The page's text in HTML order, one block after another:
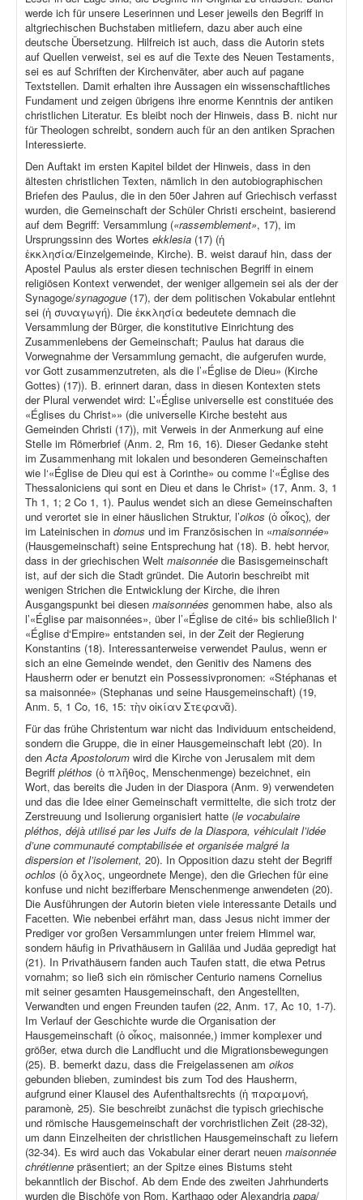
werde ich für unsere Leserinnen und Leser jeweils den Begriff in
altgriechischen Buchstaben mitliefern, dazu aber auch eine
deutsche Übersetzung. Hilfreich ist auch, dass die Autorin stets
auf Quellen verweist, sei es auf die Texte des Neuen Testaments,
sei es auf Schriften der Kirchenväter, aber auch auf pagane
Textstellen. Damit erhalten ihre Aussagen ein wissenschaftliches
Fundament und zeigen übrigens ihre enorme Kenntnis der antiken
christlichen Literatur. Es bleibt noch der Hinweis, dass B. nicht nur
für Theologen schreibt, sondern auch für an den antiken Sprachen
Interessierte.
Den Auftakt im ersten Kapitel bildet der Hinweis, dass in den
ältesten christlichen Texten, nämlich in den autobiographischen
Briefen des Paulus, die in den 50er Jahren auf Griechisch verfasst
wurden, die Gemeinschaft der Schüler Christi erscheint, basierend
auf dem Begriff: Versammlung («rassemblement», 17), im
Ursprungssinn des Wortes ekklesia (17) (ἡ
ἐκκλησία/Einzelgemeinde, Kirche). B. weist darauf hin, dass der
Apostel Paulus als erster diesen technischen Begriff in einem
religiösen Kontext verwendet, der weniger allgemein sei als der der
Synagoge/synagogue (17), der dem politischen Vokabular entlehnt
sei (ἡ συναγωγή). Die ἐκκλησία bedeutete demnach die
Versammlung der Bürger, die konstitutive Einrichtung des
Zusammenlebens der Gemeinschaft; Paulus hat daraus die
Vorwegnahme der Versammlung gemacht, die aufgerufen wurde,
vor Gott zusammenzutreten, als die l’«Église de Dieu» (Kirche
Gottes) (17)). B. erinnert daran, dass in diesen Kontexten stets
der Plural verwendet wird: L’«Église universelle est constituée des
«Églises du Christ»» (die universelle Kirche besteht aus
Gemeinden Christi (17)), mit Verweis in der Anmerkung auf eine
Stelle im Römerbrief (Anm. 2, Rm 16, 16). Dieser Gedanke steht
im Zusammenhang mit lokalen und besonderen Gemeinschaften
wie l‘«Église de Dieu qui est à Corinthe» ou comme l‘«Église des
Thessaloniciens qui sont en Dieu et dans le Christ» (17, Anm. 3, 1
Th 1, 1; 2 Co 1, 1). Paulus wendet sich an diese Gemeinschaften
und verortet sie in einer häuslichen Struktur, l’oikos (ὁ οἶκος), der
im Lateinischen in domus und im Französischen in «maisonnée»
(Hausgemeinschaft) seine Entsprechung hat (18). B. hebt hervor,
dass in der griechischen Welt maisonnée die Basisgemeinschaft
ist, auf der sich die Stadt gründet. Die Autorin beschreibt mit
wenigen Strichen die Entwicklung der Kirche, die ihren
Ausgangspunkt bei diesen maisonnées genommen habe, also als
l’«Église par maisonnées», über l’«Église de cité» bis schließlich l‘
«Église d‘Empire» entstanden sei, in der Zeit der Regierung
Konstantins (18). Interessanterweise verwendet Paulus, wenn er
sich an eine Gemeinde wendet, den Genitiv des Namens des
Hausherrn oder er benutzt ein Possessivpronomen: «Stéphanas et
sa maisonnée» (Stephanas und seine Hausgemeinschaft) (19,
Anm. 5, 1 Co, 16, 15: τὴν οἰκίαν Στεφανᾶ).
Für das frühe Christentum war nicht das Individuum entscheidend,
sondern die Gruppe, die in einer Hausgemeinschaft lebt (20). In
denActa Apostolorum wird die Kirche von Jerusalem mit dem
Begriff pléthos (ὁ πλῆθος, Menschenmenge) bezeichnet, ein
Wort, das bereits die Juden in der Diaspora (Anm. 9) verwendeten
und das die Idee einer Gemeinschaft vermittelte, die sich trotz der
Zerstreuung und Isolierung organisiert hatte (le vocabulaire
pléthos, déjà utilisé par les Juifs de la Diaspora, véhiculait l’idée
d’une communauté comptabilisée et organisée malgré la
dispersion et l’isolement, 20). In Opposition dazu steht der Begriff
ochlos (ὁ ὄχλος, ungeordnete Menge), den die Griechen für eine
konfuse und nicht bezifferbare Menschenmenge anwendeten (20).
Die Ausführungen der Autorin bieten viele interessante Details und
Facetten. Wie nebenbei erfährt man, dass Jesus nicht immer der
Prediger vor großen Versammlungen unter freiem Himmel war,
sondern häufig in Privathäusern in Galiläa und Judäa gepredigt hat
(21). In Privathäusern fanden auch Taufen statt, die etwa Petrus
vornahm; so ließ sich ein römischer Centurio namens Cornelius
mit seiner gesamten Hausgemeinschaft, den Angestellten,
Verwandten und engen Freunden taufen (22, Anm. 17, Ac 10, 1-7).
Im Verlauf der Geschichte wurde die Organisation der
Hausgemeinschaft (ὁ οἶκος, maisonnée,) immer komplexer und
größer, etwa durch die Landflucht und die Migrationsbewegungen
(25). B. bemerkt dazu, dass die Freigelassenen am oikos
gebunden blieben, zumindest bis zum Tod des Hausherrn,
aufgrund einer Klausel des Aufenthaltsrechts (ἡ παραμονή,
paramonè, 25). Sie beschreibt zunächst die typisch griechische
und römische Hausgemeinschaft der vorchristlichen Zeit (28-32),
um dann Einzelheiten der christlichen Hausgemeinschaft zu liefern
(32-34). Es wird auch das Vokabular einer derart neuen maisonnée
chrétienne präsentiert; an der Spitze eines Bistums steht
bekanntlich der Bischof. Ab dem Ende des zweiten Jahrhunderts
wurden die Bischöfe von Rom, Karthago oder Alexandria papa/